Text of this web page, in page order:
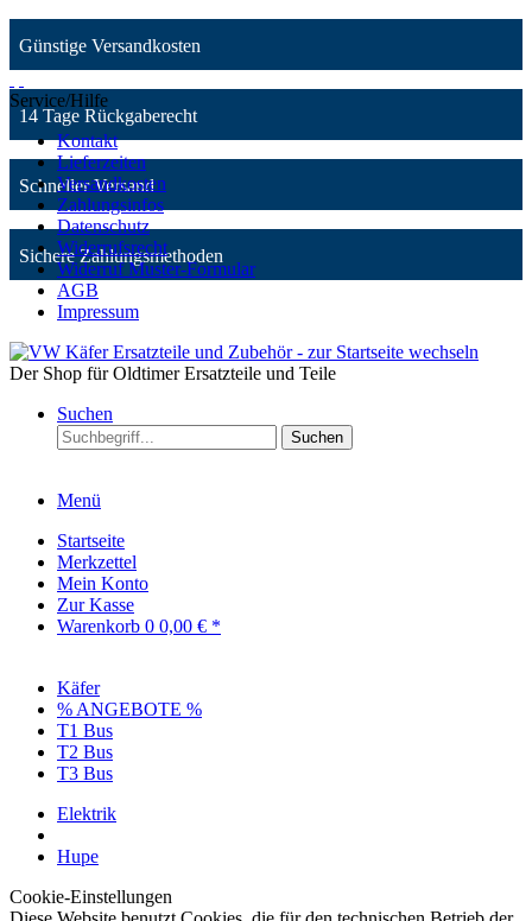
Günstige Versandkosten
14 Tage Rückgaberecht
Schneller Versand
Sichere Zahlungsmethoden
Service/Hilfe
Kontakt
Lieferzeiten
Versandkosten
Zahlungsinfos
Datenschutz
Widerrufsrecht
Widerruf Muster-Formular
AGB
Impressum
Der Shop für Oldtimer Ersatzteile und Teile
Suchen
Suchen
Menü
Startseite
Merkzettel
Mein Konto
Zur Kasse
Warenkorb 0 0,00 € *
Käfer
% ANGEBOTE %
T1 Bus
T2 Bus
T3 Bus
Elektrik
Hupe
Cookie-Einstellungen